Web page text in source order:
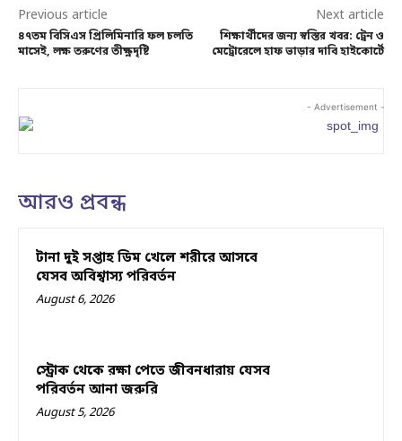
Previous article
৪৭তম বিসিএস প্রিলিমিনারি ফল চলতি
মাসেই, লক্ষ তরুণের তীক্ষ্ণদৃষ্টি
Next article
শিক্ষার্থীদের জন্য স্বস্তির খবর: ট্রেন ও
মেট্রোরেলে হাফ ভাড়ার দাবি হাইকোর্টে
- Advertisement -
আরও প্রবন্ধ
টানা দুই সপ্তাহ ডিম খেলে শরীরে আসবে
যেসব অবিশ্বাস্য পরিবর্তন
August 6, 2026
স্ট্রোক থেকে রক্ষা পেতে জীবনধারায় যেসব
পরিবর্তন আনা জরুরি
August 5, 2026